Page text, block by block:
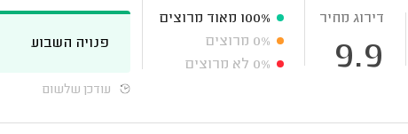
דירוג מחיר
9.9
100% מאוד מרוצים
0% מרוצים
0% לא מרוצים
פנויה השבוע
עודכן שלשום